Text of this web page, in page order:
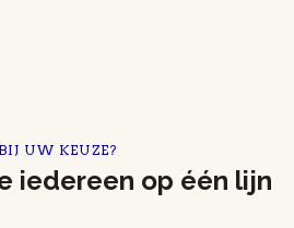
UW KEUZE?
iedereen op één lijn